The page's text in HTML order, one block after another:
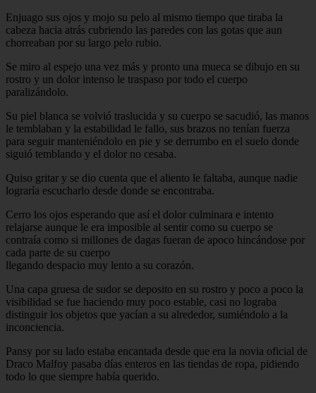
Enjuago sus ojos y mojo su pelo al mismo tiempo que tiraba la
cabeza hacia atrás cubriendo las paredes con las gotas que aun
chorreaban por su largo pelo rubio.
Se miro al espejo una vez más y pronto una mueca se dibujo en su
rostro y un dolor intenso le traspaso por todo el cuerpo
paralizándolo.
Su piel blanca se volvió traslucida y su cuerpo se sacudió, las manos
le temblaban y la estabilidad le fallo, sus brazos no tenían fuerza
para seguir manteniéndolo en pie y se derrumbo en el suelo donde
siguió temblando y el dolor no cesaba.
Quiso gritar y se dio cuenta que el aliento le faltaba, aunque nadie
lograría escucharlo desde donde se encontraba.
Cerro los ojos esperando que así el dolor culminara e intento
relajarse aunque le era imposible al sentir como su cuerpo se
contraía como si millones de dagas fueran de apoco hincándose por
cada parte de su cuerpo
llegando despacio muy lento a su corazón.
Una capa gruesa de sudor se deposito en su rostro y poco a poco la
visibilidad se fue haciendo muy poco estable, casi no lograba
distinguir los objetos que yacían a su alrededor, sumiéndolo a la
inconciencia.
Pansy por su lado estaba encantada desde que era la novia oficial de
Draco Malfoy pasaba días enteros en las tiendas de ropa, pidiendo
todo lo que siempre había querido.